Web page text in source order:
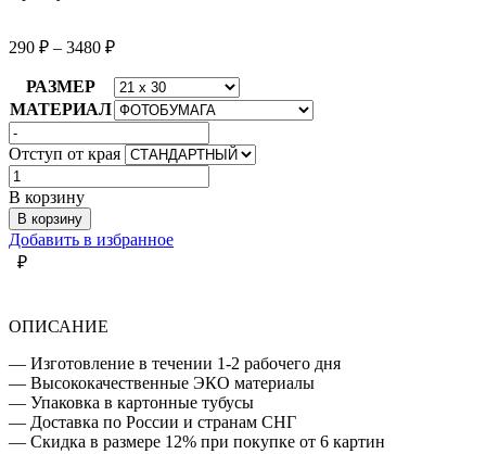
290 ₽ – 3480 ₽
РАЗМЕР
МАТЕРИАЛ
Отступ от края
Количество
товара
СИНИЕ
АБСТРАКТНЫЕ
ФИГУРЫ
В корзину
В корзину
Добавить в избранное
₽
ОПИСАНИЕ
— Изготовление в течении 1-2 рабочего дня
— Высококачественные ЭКО материалы
— Упаковка в картонные тубусы
— Доставка по России и странам СНГ
— Скидка в размере 12% при покупке от 6 картин